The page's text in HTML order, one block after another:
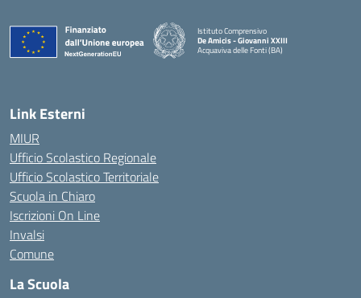
Istituto Comprensivo
De Amicis - Giovanni XXIII
Acquaviva delle Fonti (BA)
— Visita la pagina iniziale della scuola
Link Esterni
MIUR
Ufficio Scolastico Regionale
Ufficio Scolastico Territoriale
Scuola in Chiaro
Iscrizioni On Line
Invalsi
Comune
La Scuola